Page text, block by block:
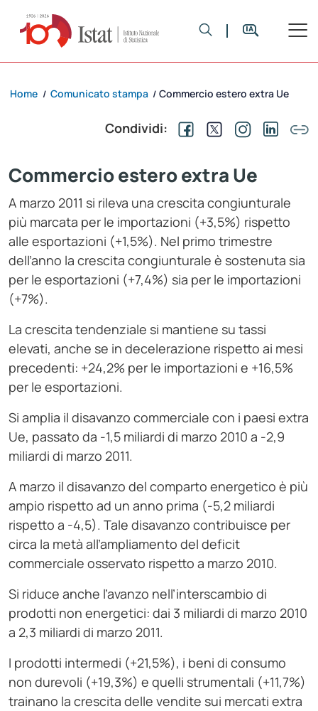
Home / Comunicato stampa / Commercio estero extra Ue
Condividi:
Commercio estero extra Ue
A marzo 2011 si rileva una crescita congiunturale
più marcata per le importazioni (+3,5%) rispetto
alle esportazioni (+1,5%). Nel primo trimestre
dell’anno la crescita congiunturale è sostenuta sia
per le esportazioni (+7,4%) sia per le importazioni
(+7%).
La crescita tendenziale si mantiene su tassi
elevati, anche se in decelerazione rispetto ai mesi
precedenti: +24,2% per le importazioni e +16,5%
per le esportazioni.
Si amplia il disavanzo commerciale con i paesi extra
Ue, passato da -1,5 miliardi di marzo 2010 a -2,9
miliardi di marzo 2011.
A marzo il disavanzo del comparto energetico è più
ampio rispetto ad un anno prima (-5,2 miliardi
rispetto a -4,5). Tale disavanzo contribuisce per
circa la metà all’ampliamento del deficit
commerciale osservato rispetto a marzo 2010.
Si riduce anche l’avanzo nell’interscambio di
prodotti non energetici: dai 3 miliardi di marzo 2010
a 2,3 miliardi di marzo 2011.
I prodotti intermedi (+21,5%), i beni di consumo
non durevoli (+19,3%) e quelli strumentali (+11,7%)
trainano la crescita delle vendite sui mercati extra